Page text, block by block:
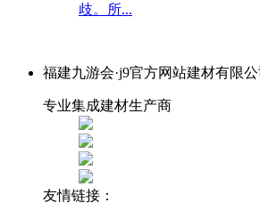
歧。所...
福建九游会·j9官方网站建材有限公
专业集成建材生产商
友情链接：